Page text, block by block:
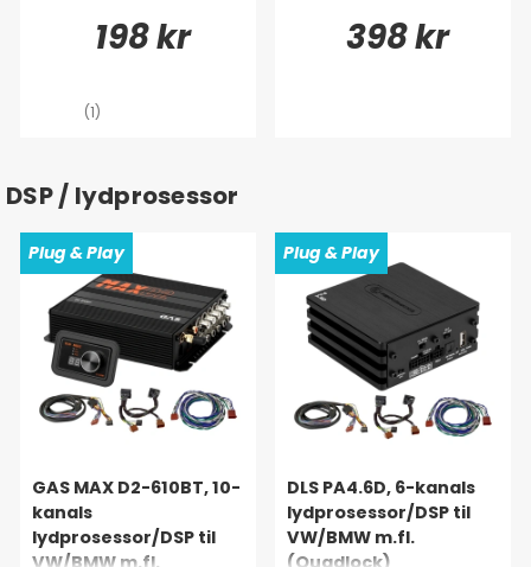
198 kr
(1)
398 kr
DSP / lydprosessor
Plug & Play
GAS MAX D2-610BT, 10-
kanals
lydprosessor/DSP til
VW/BMW m.fl.
Plug & Play
DLS PA4.6D, 6-kanals
lydprosessor/DSP til
VW/BMW m.fl.
(Quadlock)